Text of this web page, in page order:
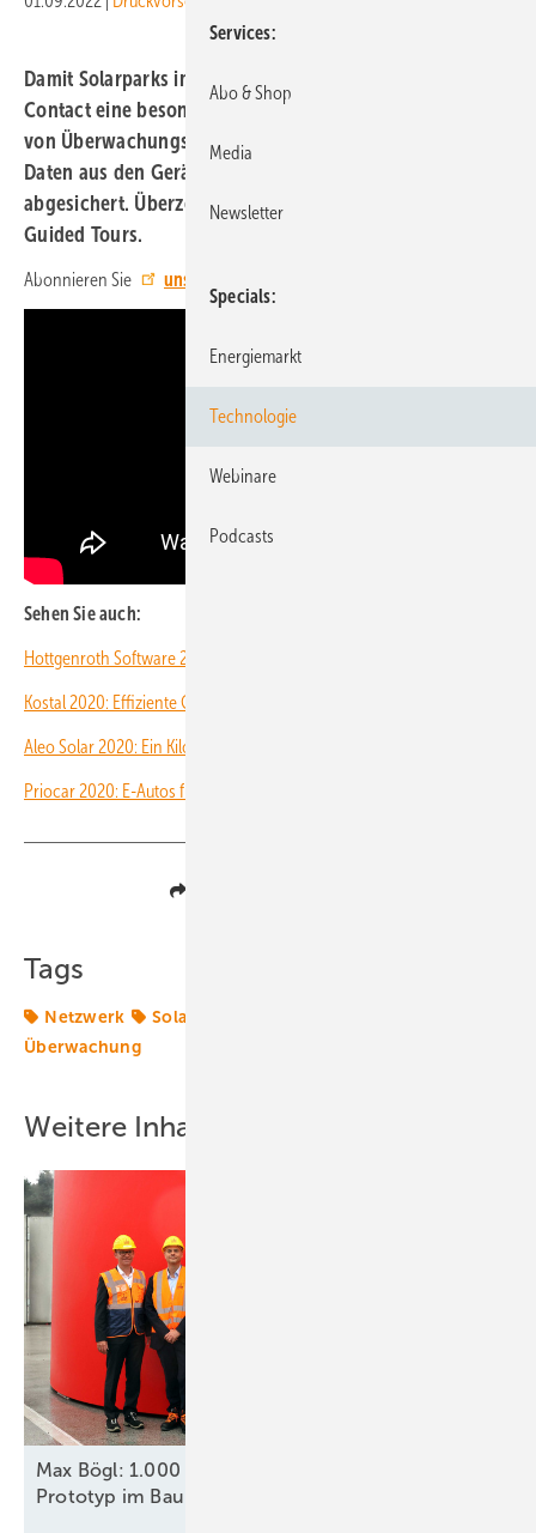
Damit Solarparks immer sicherer werden, bietet Phoenix
Contact eine besonders einfache Lösung zum Anschluss
von Überwachungskameras. Und: Das Netzwerk für die
Daten aus den Geräten und Systemen ist besonders
abgesichert. Überzeugen Sie sich selbst: im Video der PV
Guided Tours.
Abonnieren Sie unseren Youtube-Kanal
Sehen Sie auch:
Hottgenroth Software 2020: Schnell vom Dachfoto zur 3D-Simulation!
Kostal 2020: Effiziente Geräte clever kombiniert!
Aleo Solar 2020: Ein Kilowatt mit nur drei Modulen!
Priocar 2020: E-Autos für die Kunden der Solarteure
Tags
Netzwerk Solar
Überwachung
Weitere Inhalte
Max Bögl: 1.000 Türme im Jahr; Fuchs Europoles:
Prototyp im Bau leitet Produktionsstart
Services
Abo & Shop
Media
Newsletter
Specials
Energiemarkt
Technologie
Webinare
Podcasts